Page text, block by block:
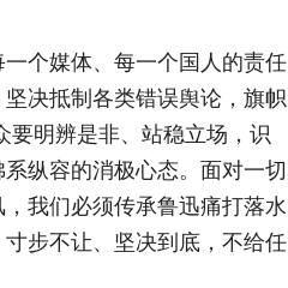
个媒体、每一个国人的责任
决抵制各类错误舆论，旗帜
要明辨是非、站稳立场，识
纵容的消极心态。面对一切
我们必须传承鲁迅痛打落水
步不让、坚决到底，不给任